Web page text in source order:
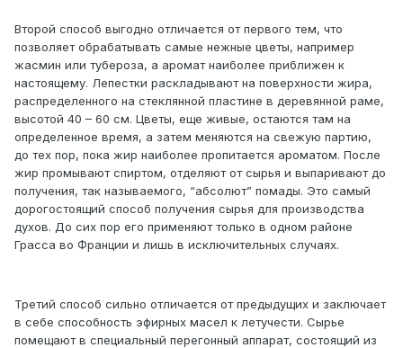
Второй способ выгодно отличается от первого тем, что
позволяет обрабатывать самые нежные цветы, например
жасмин или тубероза, а аромат наиболее приближен к
настоящему. Лепестки раскладывают на поверхности жира,
распределенного на стеклянной пластине в деревянной раме,
высотой 40 – 60 см. Цветы, еще живые, остаются там на
определенное время, а затем меняются на свежую партию,
до тех пор, пока жир наиболее пропитается ароматом. После
жир промывают спиртом, отделяют от сырья и выпаривают до
получения, так называемого, “абсолют” помады. Это самый
дорогостоящий способ получения сырья для производства
духов. До сих пор его применяют только в одном районе
Грасса во Франции и лишь в исключительных случаях.
Третий способ сильно отличается от предыдущих и заключает
в себе способность эфирных масел к летучести. Сырье
помещают в специальный перегонный аппарат, состоящий из